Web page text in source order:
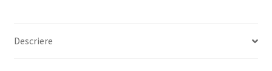
CU
Descriere